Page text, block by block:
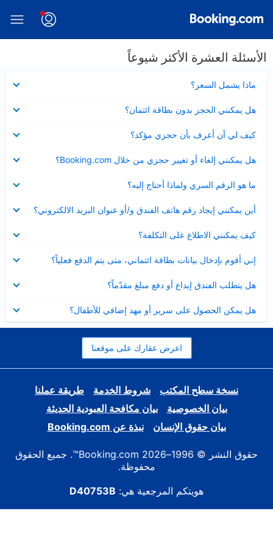
الأسئلة العشرة الأكثر شيوعاً
ماذا يشمل السعر؟
مصغر
هل يمكنني الحجز بدون بطاقة ائتمان؟
مصغر
كيف لي أن أعرف بأن حجزي مؤكد؟
مصغر
هل يمكنني إلغاء أو تغيير حجزي من خلال Booking.com؟
مصغر
ما هو الرقم السري ولماذا أحتاج إليه؟
مصغر
أين يمكنني إيجاد رقم هاتف الفندق و/أو عنوان البريد الالكتروني؟
عرض
مصغر
كيف يمكنني الاطلاع على التكلفة؟
مصغر
إني أقوم بإدخال بيانات بطاقة ائتماني، متى يتم الدفع فعلياً؟
مصغر
هل يتطلب الفندق إيداع أو دفع مبلغ مقدّماً؟
مصغر
هل يمكن الحصول على سرير أو مهد إضافي للأطفال؟
مصغر
اعرض عقارك على موقعنا
نسخة سطح المكتب شروط الخدمة
طريقة عملنا
بيان الخصوصية
بيان مكافحة العبودية الحديثة
بيان حقوق الإنسان
نبذة عن Booking.com
حقوق النشر © 1996–2026 Booking.com™. جميع الحقوق
محفوظة.
هويتكم المرجعية هي: D40753B